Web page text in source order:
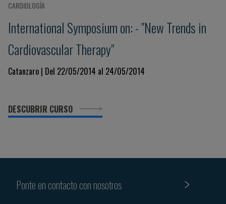
CARDIOLOGÍA
International Symposium on: - "New Trends in
Cardiovascular Therapy"
Catanzaro | Del 22/05/2014 al 24/05/2014
DESCUBRIR CURSO
Ponte en contacto con nosotros